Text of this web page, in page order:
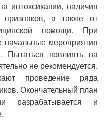
интоксикации, наличия
а также от
помощи. При
мероприятия
Пытаться повлиять на
не рекомендуется.
проведение ряда
Окончательный план
разрабатывается и